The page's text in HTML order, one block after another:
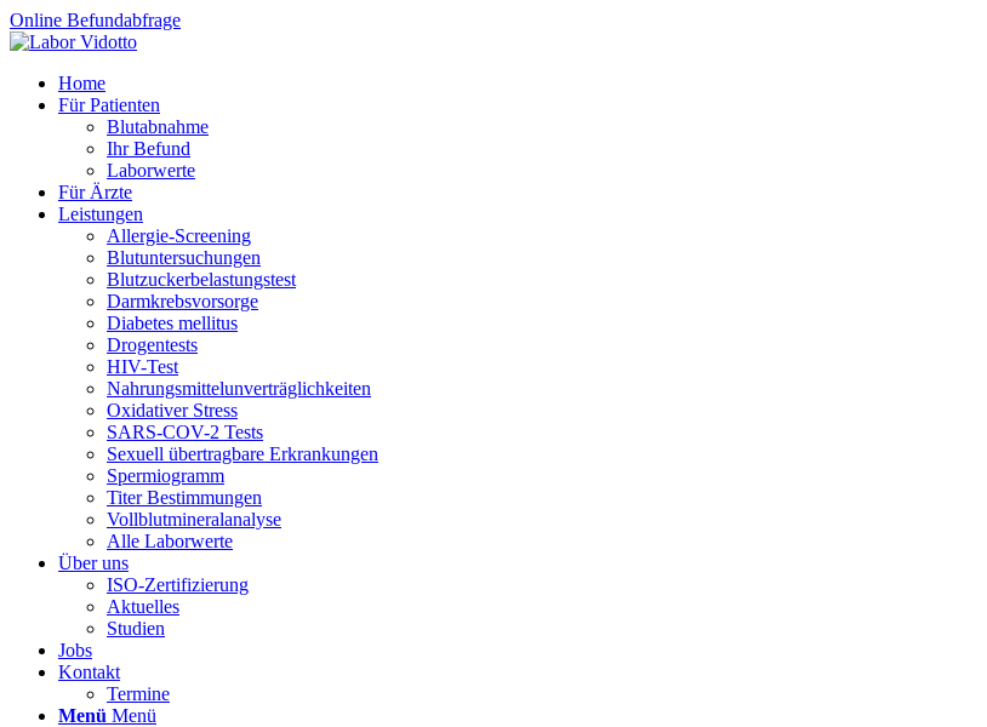
Online Befundabfrage
Home
Für Patienten
Blutabnahme
Ihr Befund
Laborwerte
Für Ärzte
Leistungen
Allergie-Screening
Blutuntersuchungen
Blutzucker­belastungstest
Darmkrebsvorsorge
Diabetes mellitus
Drogentests
HIV-Test
Nahrungsmittel­unverträglichkeiten
Oxidativer Stress
SARS-COV-2 Tests
Sexuell übertragbare Erkrankungen
Spermiogramm
Titer Bestimmungen
Vollblutmineralanalyse
Alle Laborwerte
Über uns
ISO-Zertifizierung
Aktuelles
Studien
Jobs
Kontakt
Termine
Menü Menü